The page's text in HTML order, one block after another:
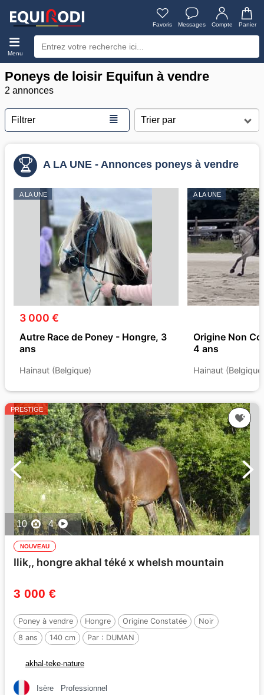
Favoris Messages Compte Panier
Menu
Poneys de loisir Equifun à vendre
2 annonces
Filtrer ≣
A LA UNE - Annonces poneys à vendre
A LA UNE
3 000 €
Autre Race de Poney - Hongre, 3
ans
Hainaut (Belgique)
A LA UNE
Origine Non
4 ans
Hainaut
PRESTIGE
10 4
NOUVEAU
Ilik,, hongre akhal téké x whelsh mountain
3 000 €
Poney à vendre Hongre Origine Constatée
Noir
8 ans
140 cm Par : DUMAN
akhal-teke-nature
Isère Professionnel